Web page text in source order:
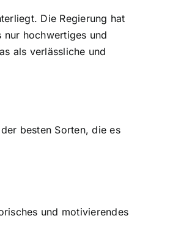
Die Regierung hat
nur hochwertiges und
als verlässliche und
besten Sorten, die es
und motivierendes